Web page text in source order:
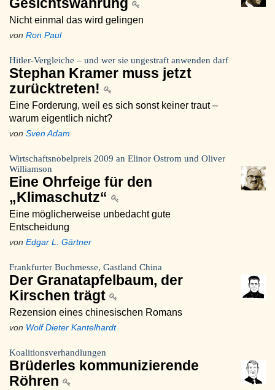
Nicht einmal das wird gelingen
von Ron Paul
Hitler-Vergleiche – und wer sie ungestraft anwenden darf
Stephan Kramer muss jetzt
zurücktreten!
Eine Forderung, weil es sich sonst keiner traut –
warum eigentlich nicht?
von Sven Adam
Wirtschaftsnobelpreis 2009 an Elinor Ostrom und Oliver
Williamson
Eine Ohrfeige für den
„Klimaschutz“
Eine möglicherweise unbedacht gute
Entscheidung
von Edgar L. Gärtner
Frankfurter Buchmesse, Gastland China
Der Granatapfelbaum, der
Kirschen trägt
Rezension eines chinesischen Romans
von Wolf Dieter Kantelhardt
Koalitionsverhandlungen
Brüderles kommunizierende
Röhren